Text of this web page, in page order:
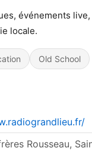
événements
locale.
Old School
Rousseau,